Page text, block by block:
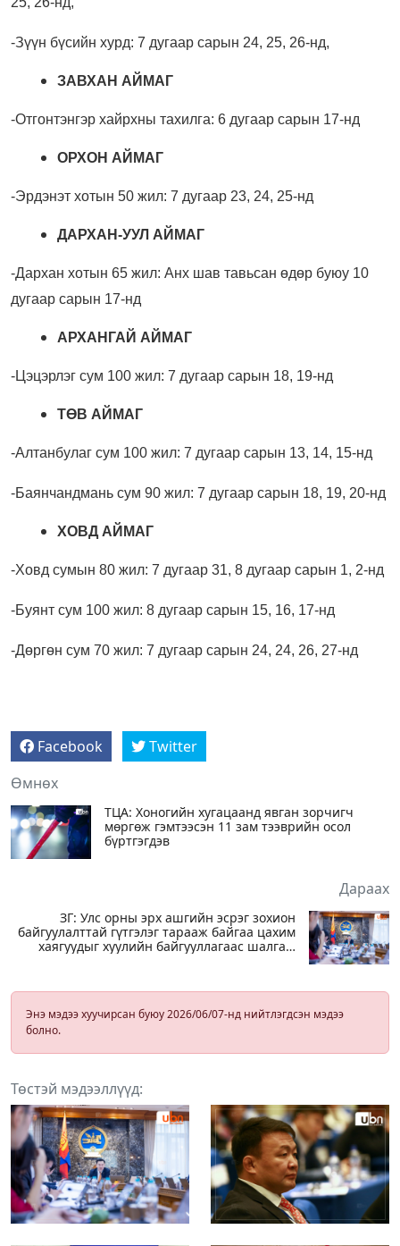
-Зүүн бүсийн хурд: 7 дугаар сарын 24, 25, 26-нд,
ЗАВХАН АЙМАГ
-Отгонтэнгэр хайрхны тахилга: 6 дугаар сарын 17-нд
ОРХОН АЙМАГ
-Эрдэнэт хотын 50 жил: 7 дугаар 23, 24, 25-нд
ДАРХАН-УУЛ АЙМАГ
-Дархан хотын 65 жил: Анх шав тавьсан өдөр буюу 10
дугаар сарын 17-нд
АРХАНГАЙ АЙМАГ
-Цэцэрлэг сум 100 жил: 7 дугаар сарын 18, 19-нд
ТӨВ АЙМАГ
-Алтанбулаг сум 100 жил: 7 дугаар сарын 13, 14, 15-нд
-Баянчандмань сум 90 жил: 7 дугаар сарын 18, 19, 20-нд
ХОВД АЙМАГ
-Ховд сумын 80 жил: 7 дугаар 31, 8 дугаар сарын 1, 2-нд
-Буянт сум 100 жил: 8 дугаар сарын 15, 16, 17-нд
-Дөргөн сум 70 жил: 7 дугаар сарын 24, 24, 26, 27-нд
Facebook
Twitter
Өмнөх
ТЦА: Хоногийн хугацаанд явган зорчигч
мөргөж гэмтээсэн 11 зам тээврийн осол
бүртгэгдэв
Дараах
ЗГ: Улс орны эрх ашгийн эсрэг зохион
байгуулалттай гүтгэлэг тарааж байгаа цахим
хаягуудыг хуулийн байгууллагаас шалгаж
Энэ мэдээ хуучирсан буюу 2026/06/07-нд нийтлэгдсэн мэдээ
болно.
Төстэй мэдээллүүд: